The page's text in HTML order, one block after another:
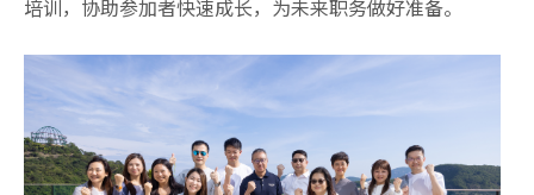
培训，协助参加者快速成长，为未来职务做好准备。